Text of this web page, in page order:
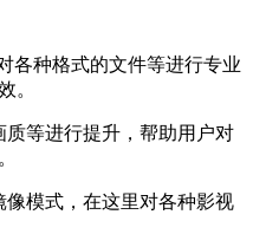
种格式的文件等进行专业
。
等进行提升，帮助用户对
模式，在这里对各种影视